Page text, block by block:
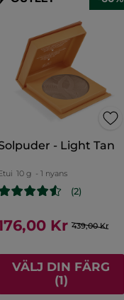
- Light Tan
10 g - 1 nyans
(2)
Kr 439,00 Kr
VÄLJ DIN FÄRG
(1)